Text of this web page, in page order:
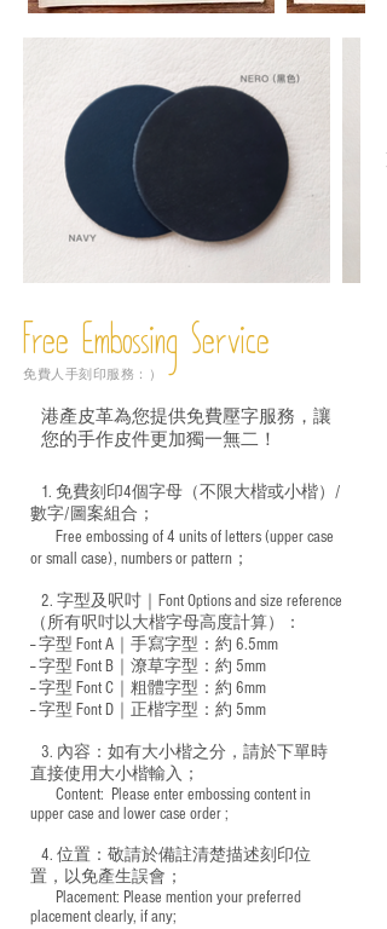
Free Embossing Service
免費人手刻印服務：）
港產皮革為您提供免費壓字服務，讓
您的手作皮件更加獨一無二！
1. 免費刻印4個字母（不限大楷或小楷）/
數字/圖案組合；
Free embossing of 4 units of letters (upper case
or small case), numbers or pattern；
2. 字型及呎吋｜ Font Options and size reference
（所有呎吋以大楷字母高度計算）：
-- 字型 Font A｜手寫字型：約 6.5mm
-- 字型 Font B｜潦草字型： 約 5mm
-- 字型 Font C｜粗體字型：約 6mm
-- 字型 Font D｜正楷字型： 約 5mm
3. 內容：如有大小楷之分，請於下單時
直接使用大小楷輸入；
​ Content: Please enter embossing content in
upper case and lower case order ;
4. 位置：敬請於備註清楚描述刻印位
置，以免產生誤會；
​ Placement: Please mention your preferred
placement clearly, if any;